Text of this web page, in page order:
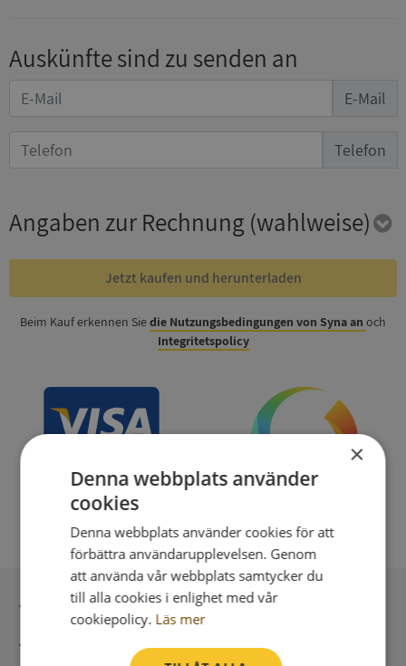
Auskünfte sind zu senden an
E-Mail
Telefon
Angaben zur Rechnung (wahlweise)
Jetzt kaufen und herunterladen
Beim Kauf erkennen Siedie Nutzungsbedingungen von Syna an och
Integritetspolicy
Sichere Bezahlung mit stripe
Unmittelbare Lieferung digital
×
Denna webbplats använder
cookies
Denna webbplats använder cookies för att
förbättra användarupplevelsen. Genom
att använda vår webbplats samtycker du
till alla cookies i enlighet med vår
cookiepolicy. Läs mer